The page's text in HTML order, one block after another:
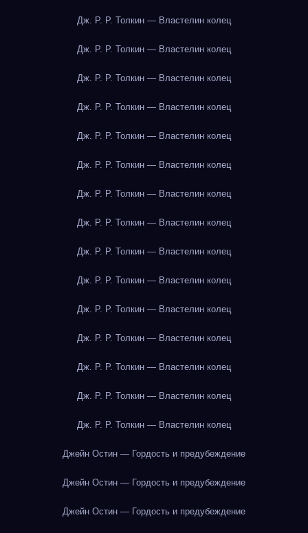
Дж. Р. Р. Толкин — Властелин колец
Дж. Р. Р. Толкин — Властелин колец
Дж. Р. Р. Толкин — Властелин колец
Дж. Р. Р. Толкин — Властелин колец
Дж. Р. Р. Толкин — Властелин колец
Дж. Р. Р. Толкин — Властелин колец
Дж. Р. Р. Толкин — Властелин колец
Дж. Р. Р. Толкин — Властелин колец
Дж. Р. Р. Толкин — Властелин колец
Дж. Р. Р. Толкин — Властелин колец
Дж. Р. Р. Толкин — Властелин колец
Дж. Р. Р. Толкин — Властелин колец
Дж. Р. Р. Толкин — Властелин колец
Дж. Р. Р. Толкин — Властелин колец
Дж. Р. Р. Толкин — Властелин колец
Джейн Остин — Гордость и предубеждение
Джейн Остин — Гордость и предубеждение
Джейн Остин — Гордость и предубеждение